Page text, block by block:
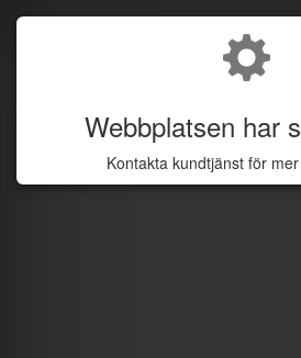
Webbplatsen har
Kontakta kundtjänst för